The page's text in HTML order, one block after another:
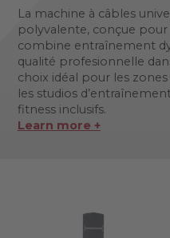
La machine à câbles
polyvalente, conçue pour
combine entraînement
qualité profesionnelle
choix idéal pour les
les studios
fitness inclusifs.
Learn more +